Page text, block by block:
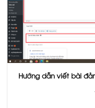
Hướng dẫn viết bài